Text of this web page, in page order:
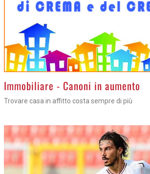
>Immobiliare - Canoni in aumento
Trovare casa in affitto costa sempre di più